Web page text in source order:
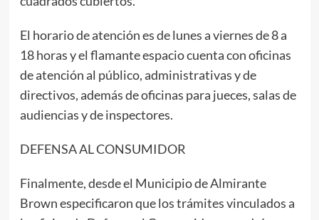
El horario de atención es de lunes a viernes de 8 a
18 horas y el flamante espacio cuenta con oficinas
de atención al público, administrativas y de
directivos, además de oficinas para jueces, salas de
audiencias y de inspectores.
DEFENSA AL CONSUMIDOR
Finalmente, desde el Municipio de Almirante
Brown especificaron que los trámites vinculados a